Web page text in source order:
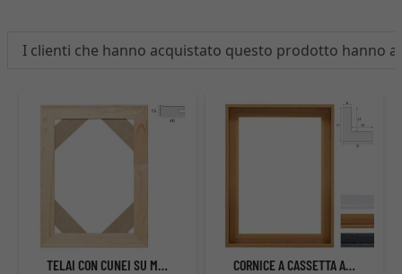
I clienti che hanno acquistato questo prodotto hanno
TELAI CON CUNEI SU MISURA CORNICE A CASSETTA AMERICANA ECLIPSE, STRETTO